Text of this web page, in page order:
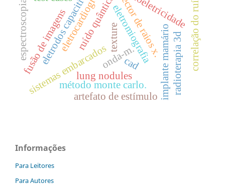
detector de raios x.
bioeletricidade
sistemas embarcados
eletrocardiograma
eletrodos capacitivosruído quântico correlação do ruído
implante mamário
eletromiografia
método monte carlo.
fusão de imagens radioterapia 3d
onda-m.
artefato de estímulo
lung nodules
cad
texture
espectroscopia
Informações
Para Leitores
Para Autores